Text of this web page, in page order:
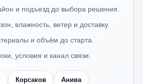
и подъезд до выбора решения.
влажность, ветер и доставку.
и объём до старта.
условия и канал связи.
Корсаков Анива